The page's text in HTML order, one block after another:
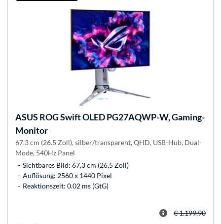
ASUS ROG Swift OLED PG27AQWP-W, Gaming-
Monitor
67.3 cm (26.5 Zoll), silber/transparent, QHD, USB-Hub, Dual-
Mode, 540Hz Panel
Sichtbares Bild: 67,3 cm (26,5 Zoll)
Auflösung: 2560 x 1440 Pixel
Reaktionszeit: 0.02 ms (GtG)
€ 1.199,90